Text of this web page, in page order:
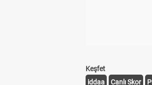
Keşfet
iddaa
Canlı Skor